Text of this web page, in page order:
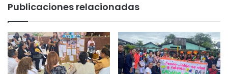
Publicaciones relacionadas